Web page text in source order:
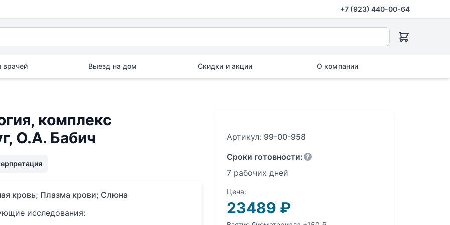
+7 (923) 440-00-64
Выезд на дом Скидки и акции О компании
комплекс
О.А. Бабич
кровь; Плазма крови; Слюна
исследования:
Артикул: 99-00-958
Сроки готовности:
7 рабочих дней
Цена:
23489 ₽